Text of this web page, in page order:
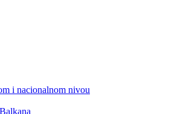
i nacionalnom nivou